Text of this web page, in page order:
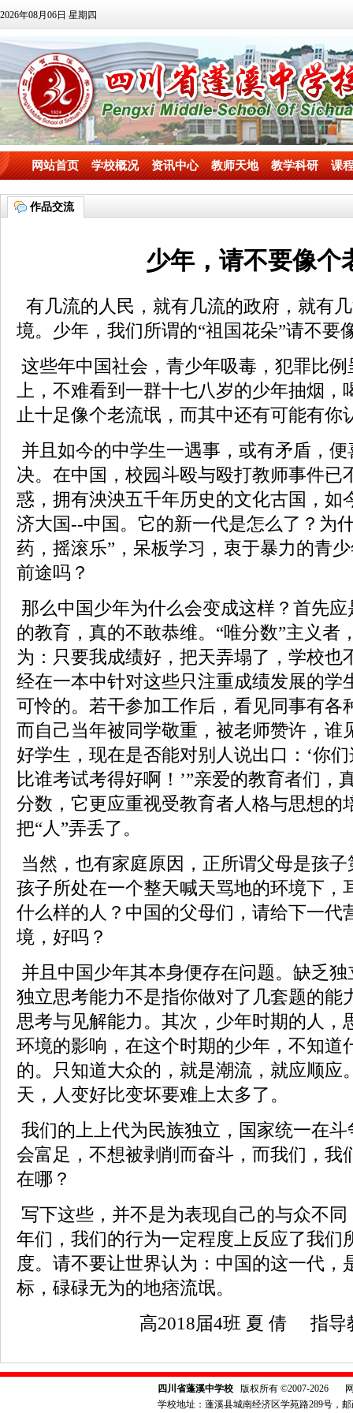
2026年08月06日 星期四
网站首页 学校概况 资讯中心 教师天地 教学科研 课
作品交流
少年，请不要像个
有几流的人民，就有几流的政府，就有
境。少年，我们所谓的“祖国花朵”请不要
这些年中国社会，青少年吸毒，犯罪比
上，不难看到一群十七八岁的少年抽烟
止十足像个老流氓，而其中还有可能有你
并且如今的中学生一遇事，或有矛盾，
决。在中国，校园斗殴与殴打教师事件已
惑，拥有泱泱五千年历史的文化古国，如
济大国--中国。它的新一代是怎么了？为
药，摇滚乐”，呆板学习，衷于暴力的青
前途吗？
那么中国少年为什么会变成这样？首先
的教育，真的不敢恭维。“唯分数”主义者
为：只要我成绩好，把天弄塌了，学校也
经在一本中针对这些只注重成绩发展的学
可怜的。若干参加工作后，看见同事有各
而自己当年被同学敬重，被老师赞许，谁
好学生，现在是否能对别人说出口：‘你
比谁考试考得好啊！’”亲爱的教育者们，
分数，它更应重视受教育者人格与思想的
把“人”弄丢了。
当然，也有家庭原因，正所谓父母是孩
孩子所处在一个整天喊天骂地的环境下，
什么样的人？中国的父母们，请给下一代
境，好吗？
并且中国少年其本身便存在问题。缺乏
独立思考能力不是指你做对了几套题的能
思考与见解能力。其次，少年时期的人，
环境的影响，在这个时期的少年，不知道
的。只知道大众的，就是潮流，就应顺应
天，人变好比变坏要难上太多了。
我们的上上代为民族独立，国家统一在
会富足，不想被剥削而奋斗，而我们，我
在哪？
写下这些，并不是为表现自己的与众不
年们，我们的行为一定程度上反应了我们
度。请不要让世界认为：中国的这一代，
标，碌碌无为的地痞流氓。
高2018届4班 夏 倩 指导
四川省蓬溪中学校 版权所有 ©2007-2026 网
学校地址：蓬溪县城南经济区学苑路289号，邮